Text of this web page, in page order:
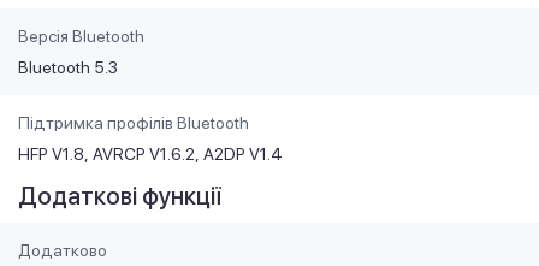
Версія Bluetooth
Bluetooth 5.3
Підтримка профілів Bluetooth
HFP V1.8 AVRCP V1.6.2 A2DP V1.4
Додаткові функції
Додатково